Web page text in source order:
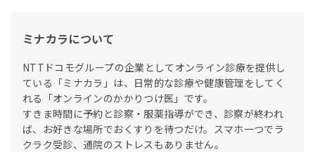
ミナカラについて
NTTドコモグループの企業としてオンライン診療を提供し
ている「ミナカラ」は、日常的な診療や健康管理をしてく
れる「オンラインのかかりつけ医」です。
すきま時間に予約と診察・服薬指導ができ、診察が終われ
ば、お好きな場所でおくすりを待つだけ。スマホ一つでラ
クラク受診、通院のストレスもありません。